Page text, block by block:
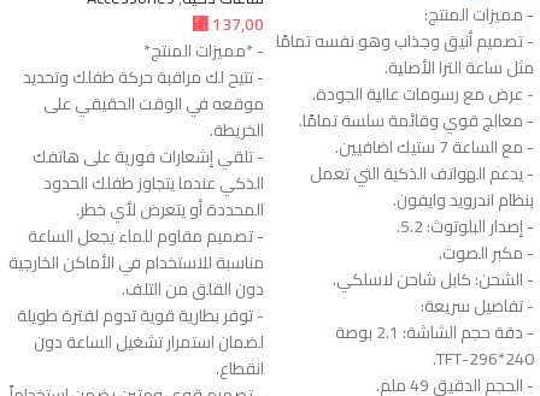
- مميزات المنتج:
- تصميم أنيق وجذاب وهو نفسه تمامًا
مثل ساعة الترا الأصلية.
- عرض مع رسومات عالية الجودة.
- معالج قوي وقائمة سلسة تمامًا.
- مع الساعة 7 ستيك اضافيين.
- يدعم الهواتف الذكية التي تعمل
بنظام اندرويد وايفون.
- إصدار البلوتوث: 5.2.
- مكبر الصوت.
- الشحن: كابل شاحن لاسلكي.
- تفاصيل سريعة:
- دقة حجم الشاشة: 2.1 بوصة
240*296-TFT.
- الحجم الدقيق 49 ملم.
⃁137,00
- *مميزات المنتج*
- تتيح لك مراقبة حركة طفلك وتحديد
موقعه في الوقت الحقيقي على
الخريطة.
- تلقي إشعارات فورية على هاتفك
الذكي عندما يتجاوز طفلك الحدود
المحددة أو يتعرض لأي خطر.
- تصميم مقاوم للماء يجعل الساعة
مناسبة للاستخدام في الأماكن الخارجية
دون القلق من التلف.
- توفر بطارية قوية تدوم لفترة طويلة
لضمان استمرار تشغيل الساعة دون
انقطاع.